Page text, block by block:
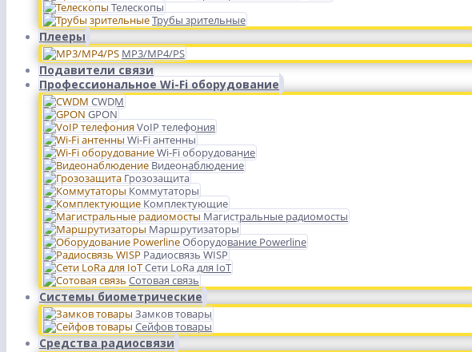
Телескопы
Трубы зрительные
Плееры
MP3/MP4/PS
Подавители связи
Профессиональное Wi-Fi оборудование
CWDM
GPON
VoIP телефония
Wi-Fi антенны
Wi-Fi оборудование
Видеонаблюдение
Грозозащита
Коммутаторы
Комплектующие
Магистральные радиомосты
Маршрутизаторы
Оборудование Powerline
Радиосвязь WISP
Сети LoRa для IoT
Сотовая связь
Системы биометрические
Замков товары
Сейфов товары
Средства радиосвязи